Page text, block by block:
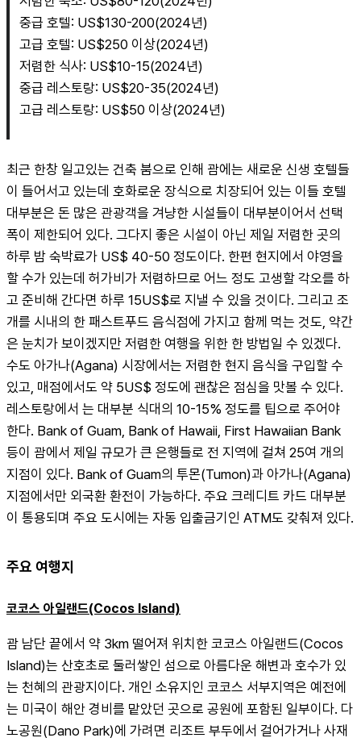
중급 호텔: US$130-200(2024년)
고급 호텔: US$250 이상(2024년)
저렴한 식사: US$10-15(2024년)
중급 레스토랑: US$20-35(2024년)
고급 레스토랑: US$50 이상(2024년)
최근 한창 일고있는 건축 붐으로 인해 괌에는 새로운 신생 호텔들
이 들어서고 있는데 호화로운 장식으로 치장되어 있는 이들 호텔
대부분은 돈 많은 관광객을 겨냥한 시설들이 대부분이어서 선택
폭이 제한되어 있다. 그다지 좋은 시설이 아닌 제일 저렴한 곳의
하루 밤 숙박료가 US$ 40-50 정도이다. 한편 현지에서 야영을
할 수가 있는데 허가비가 저렴하므로 어느 정도 고생할 각오를 하
고 준비해 간다면 하루 15US$로 지낼 수 있을 것이다. 그리고 조
개를 시내의 한 패스트푸드 음식점에 가지고 함께 먹는 것도, 약간
은 눈치가 보이겠지만 저렴한 여행을 위한 한 방법일 수 있겠다.
수도 아가나(Agana) 시장에서는 저렴한 현지 음식을 구입할 수
있고, 매점에서도 약 5US$ 정도에 괜찮은 점심을 맛볼 수 있다.
레스토랑에서 는 대부분 식대의 10-15% 정도를 팁으로 주어야
한다. Bank of Guam, Bank of Hawaii, First Hawaiian Bank
등이 괌에서 제일 규모가 큰 은행들로 전 지역에 걸쳐 25여 개의
지점이 있다. Bank of Guam의 투몬(Tumon)과 아가나(Agana)
지점에서만 외국환 환전이 가능하다. 주요 크레디트 카드 대부분
이 통용되며 주요 도시에는 자동 입출금기인 ATM도 갖춰져 있다.
주요 여행지
코코스 아일랜드(Cocos Island)
괌 남단 끝에서 약 3km 떨어져 위치한 코코스 아일랜드(Cocos
Island)는 산호초로 둘러쌓인 섬으로 아름다운 해변과 호수가 있
는 천혜의 관광지이다. 개인 소유지인 코코스 서부지역은 예전에
는 미국이 해안 경비를 맡았던 곳으로 공원에 포함된 일부이다. 다
노공원(Dano Park)에 가려면 리조트 부두에서 걸어가거나 사재